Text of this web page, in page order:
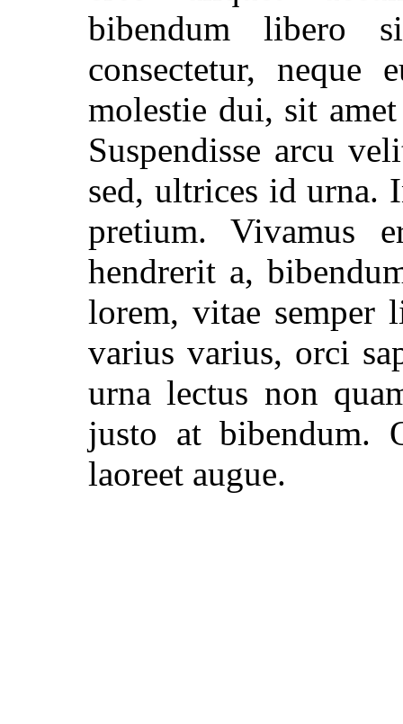
bibendum libero
consectetur, neque
molestie dui, sit
Suspendisse arcu
sed, ultrices id urna.
pretium. Vivamus
hendrerit a,
lorem, vitae semper
varius varius, orci
urna lectus non
justo at bibendum.
laoreet augue.